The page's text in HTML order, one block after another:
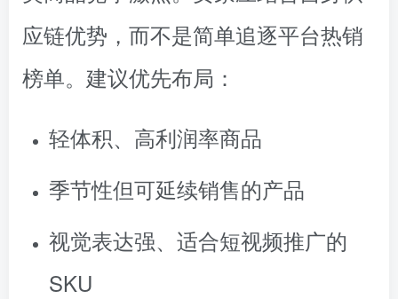
应链优势，而不是简单追逐平台热销
榜单。建议优先布局：
轻体积、高利润率商品
季节性但可延续销售的产品
视觉表达强、适合短视频推广的
SKU